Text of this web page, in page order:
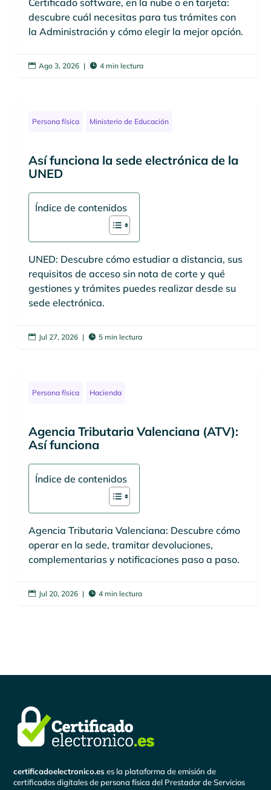
Certificado software, en la nube o en tarjeta:
descubre cuál necesitas para tus trámites con
la Administración y cómo elegir la mejor opción.
 Ago 3, 2026 |  4 min lectura
Persona física Ministerio de Educación
Así funciona la sede electrónica de la
UNED
Índice de contenidos
UNED: Descubre cómo estudiar a distancia, sus
requisitos de acceso sin nota de corte y qué
gestiones y trámites puedes realizar desde su
sede electrónica.
 Jul 27, 2026 |  5 min lectura
Persona física Hacienda
Agencia Tributaria Valenciana (ATV):
Así funciona
Índice de contenidos
Agencia Tributaria Valenciana: Descubre cómo
operar en la sede, tramitar devoluciones,
complementarias y notificaciones paso a paso.
 Jul 20, 2026 |  4 min lectura
certificadoelectronico.es es la plataforma de emisión de
certificados digitales de persona física del Prestador de Servicios